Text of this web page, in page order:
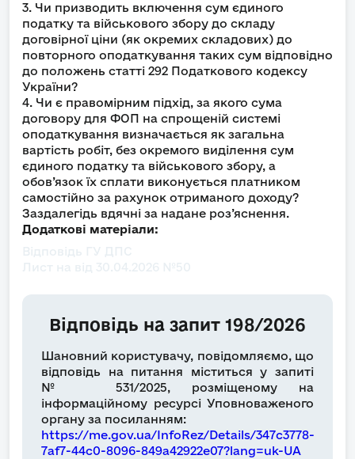
3. Чи призводить включення сум єдиного
податку та військового збору до складу
договірної ціни (як окремих складових) до
повторного оподаткування таких сум відповідно
до положень статті 292 Податкового кодексу
України?
4. Чи є правомірним підхід, за якого сума
договору для ФОП на спрощеній системі
оподаткування визначається як загальна
вартість робіт, без окремого виділення сум
єдиного податку та військового збору, а
обов’язок їх сплати виконується платником
самостійно за рахунок отриманого доходу?
Заздалегідь вдячні за надане роз’яснення.
Додаткові матеріали:
Відповідь на запит 198/2026
Шановний користувачу, повідомляємо, що
відповідь на питання міститься у запиті
№
531/2025, розміщеному на
інформаційному ресурсі Уповноваженого
органу за посиланням:
https://me.gov.ua/InfoRez/Details/347c3778-
7af7-44c0-8096-849a42922e07?lang=uk-UA